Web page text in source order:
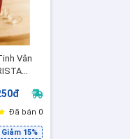
Vân
Sang
- Màu
Đã bán 0
Giảm 15%